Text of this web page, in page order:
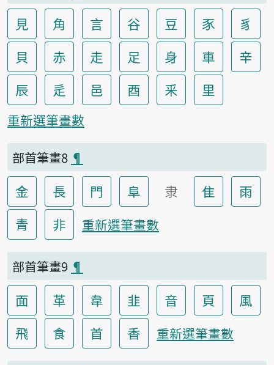
見 角 言 谷 豆 豕
豸
貝
赤 走 足 身 車
辛
辰
辵 邑 酉 釆 里
重新選筆畫數
部首筆畫8 ¶
金 長 門 阜 隶 隹
雨
青
非 重新選筆畫數
部首筆畫9 ¶
面 革 韋 韭 音 頁
風
飛
食 首 香 重新選筆畫數